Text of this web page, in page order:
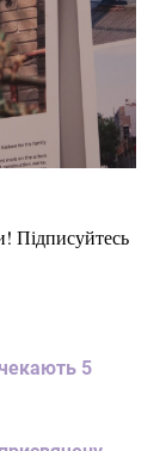
Підписуйтесь
чекають 5